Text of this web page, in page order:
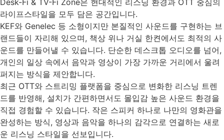
Desk-Fi & TV-Fi Zone은 현대적인 리스닝 환경과 OTT 중심의
라이프스타일을 모두 담은 공간입니다.
KEF와 Genelec 등 소형이지만 본질적인 사운드를 구현하는 브
랜드들이 자리해 있으며, 책상 위나 거실 한켠에서도 최적의 사
운드를 만들어낼 수 있습니다. 단순한 데스크톱 오디오를 넘어,
개인의 일상 속에서 음악과 영상이 가장 가까운 거리에서 울려
퍼지는 방식을 제안합니다.
최근 OTT와 스트리밍 플랫폼을 중심으로 변화한 리스닝 트렌
드를 반영해, 설치가 간편하면서도 몰입감 높은 사운드 환경을
직접 경험할 수 있습니다. 작은 스피커 하나로 나만의 영화관을
완성하는 방식, 영상과 음악을 하나의 감각으로 연결하는 새로
운 리스닝 스타일을 선보입니다.